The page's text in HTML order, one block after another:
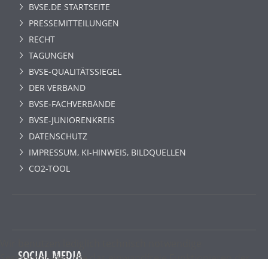
BVSE.DE STARTSEITE
PRESSEMITTEILUNGEN
RECHT
TAGUNGEN
BVSE-QUALITÄTSSIEGEL
DER VERBAND
BVSE-FACHVERBÄNDE
BVSE-JUNIORENKREIS
DATENSCHUTZ
IMPRESSUM, KI-HINWEIS, BILDQUELLEN
CO2-TOOL
SOCIAL MEDIA